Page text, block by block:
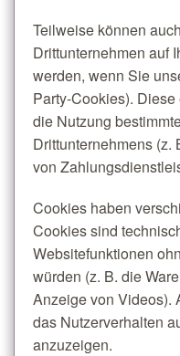
Teilweise können
Drittunternehmen auf
werden, wenn Sie
Party-Cookies).
die Nutzung
Drittunternehmens
von
Cookies haben
Cookies sind
Websitefunktionen
würden (z. B. die
Anzeige von Videos).
das Nutzerverhalten
anzuzeigen.